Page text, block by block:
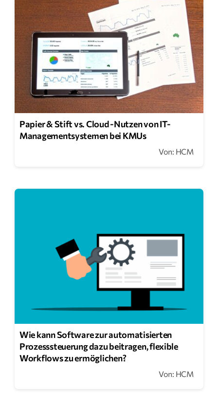
Papier & Stift vs. Cloud -Nutzen von IT-
Managementsystemen bei KMUs
Von: HCM
Wie kann Software zur automatisierten
Prozesssteuerung dazu beitragen, flexible
Workflows zu ermöglichen?
Von: HCM